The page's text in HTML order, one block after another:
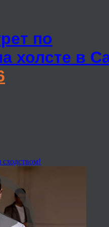
по
холсте в